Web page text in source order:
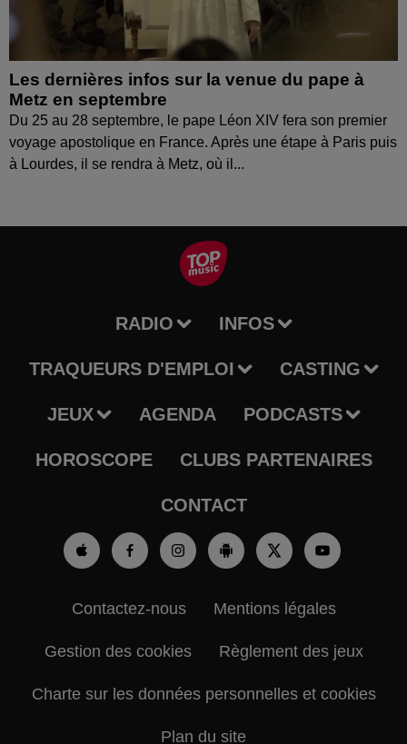
Les dernières infos sur la venue du pape à
Metz en septembre
Du 25 au 28 septembre, le pape Léon XIV fera son premier
voyage apostolique en France. Après une étape à Paris puis
à Lourdes, il se rendra à Metz, où il...
RADIO INFOS
TRAQUEURS D'EMPLOI CASTING
JEUX AGENDA PODCASTS
HOROSCOPE CLUBS PARTENAIRES
CONTACT
Contactez-nous Mentions légales
Gestion des cookies Règlement des jeux
Charte sur les données personnelles et cookies
Plan du site